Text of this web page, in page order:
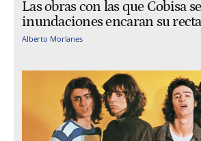
Las obras con las que Cobisa
inundaciones encaran su
Alberto Morlanes